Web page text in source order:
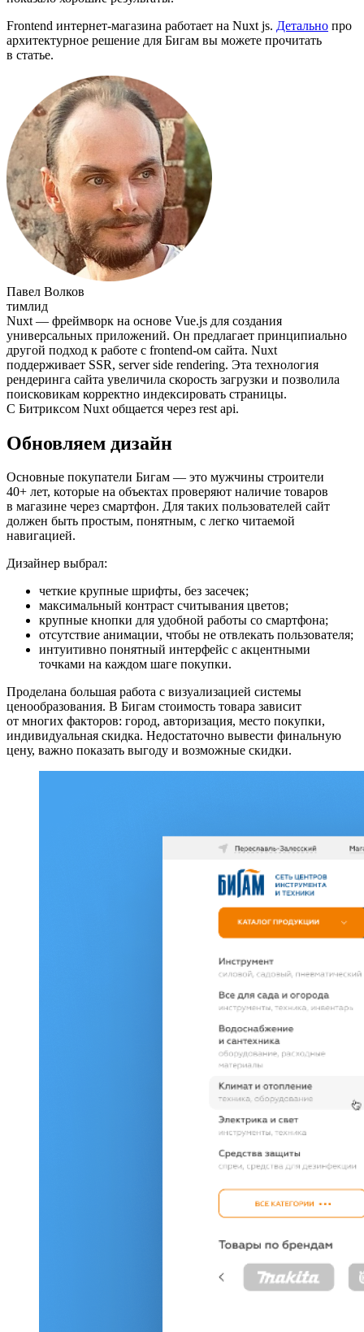
Frontend интернет-магазина работает на Nuxt js. Детально про
архитектурное решение для Бигам вы можете прочитать
в статье.
Павел Волков
тимлид
Nuxt — фреймворк на основе Vue.js для создания
универсальных приложений. Он предлагает принципиально
другой подход к работе с frontend-ом сайта. Nuxt
поддерживает SSR, server side rendering. Эта технология
рендеринга сайта увеличила скорость загрузки и позволила
поисковикам корректно индексировать страницы.
С Битриксом Nuxt общается через rest api.
Обновляем дизайн
Основные покупатели Бигам — это мужчины строители
40+ лет, которые на объектах проверяют наличие товаров
в магазине через смартфон. Для таких пользователей сайт
должен быть простым, понятным, с легко читаемой
навигацией.
Дизайнер выбрал:
четкие крупные шрифты, без засечек;
максимальный контраст считывания цветов;
крупные кнопки для удобной работы со смартфона;
отсутствие анимации, чтобы не отвлекать пользователя;
интуитивно понятный интерфейс с акцентными
точками на каждом шаге покупки.
Проделана большая работа с визуализацией системы
ценообразования. В Бигам стоимость товара зависит
от многих факторов: город, авторизация, место покупки,
индивидуальная скидка. Недостаточно вывести финальную
цену, важно показать выгоду и возможные скидки.